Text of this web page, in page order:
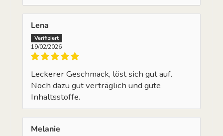
Lena
19/02/2026
Leckerer Geschmack, löst sich gut auf.
Noch dazu gut verträglich und gute
Inhaltsstoffe.
Melanie